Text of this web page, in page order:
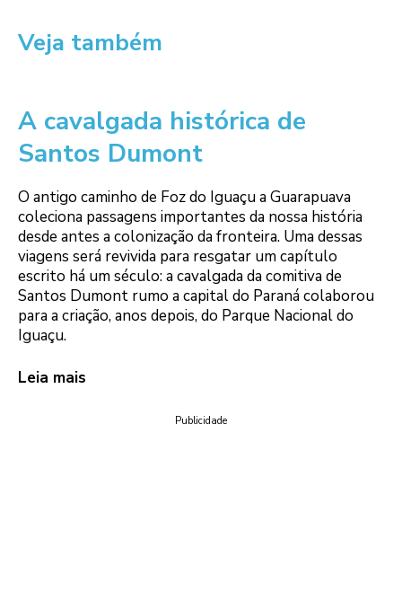
Veja também
A cavalgada histórica de
Santos Dumont
O antigo caminho de Foz do Iguaçu a Guarapuava
coleciona passagens importantes da nossa história
desde antes a colonização da fronteira. Uma dessas
viagens será revivida para resgatar um capítulo
escrito há um século: a cavalgada da comitiva de
Santos Dumont rumo a capital do Paraná colaborou
para a criação, anos depois, do Parque Nacional do
Iguaçu.
Leia mais
Publicidade